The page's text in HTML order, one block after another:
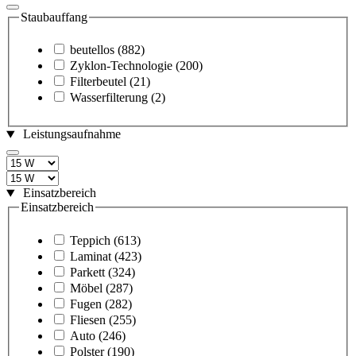
Staubauffang
beutellos (882)
Zyklon-Technologie (200)
Filterbeutel (21)
Wasserfilterung (2)
Leistungsaufnahme
Einsatzbereich
Einsatzbereich
Teppich (613)
Laminat (423)
Parkett (324)
Möbel (287)
Fugen (282)
Fliesen (255)
Auto (246)
Polster (190)